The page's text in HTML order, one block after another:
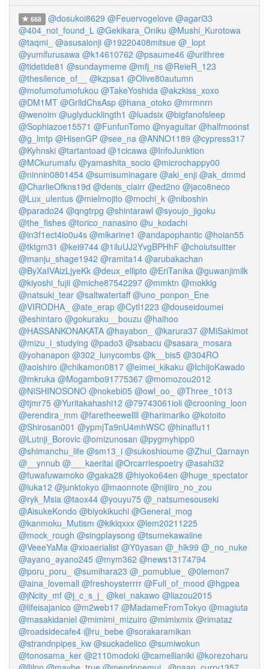
668 @dosukoi8629 @Feuervogelove @agari33
@404_not_found_L @Gekikara_Oniku @Mushi_Kurotowa
@taqmi_ @asusaionji @19220408mitsue @_lopt
@yumifurusawa @k14610762 @psaume46 @urithree
@tidetide81 @sundaymeme @mfj_ns @ReieR_123
@thesilence_of__
@kzpsa1 @Olive80autumn
@mofumofumofukou @TakeYoshida @akzkiss_xoxo
@DM1MT @GrlldChsAsp @hana_otoko @mrmnrn
@wenoim @uglyducklingth1 @luadsix @bigfanofsleep
@Sophiazoe15571 @FunfunTomo @nyaguitar @halfmoonst
@g_lmtp @HisenGP @see_na @ANNO1189 @cypress317
@Kyhnski @tartantoad @1cicawa @InfoJunktion
@MCkurumafu @yamashita_socio @microchappy00
@ninnin0801454 @sumisuminagare @aki_enji @ak_dmmd
@CharlieOfkns19d @denis_clairr @ed2no @jaco8neco
@Lux_ulentus @mielmojito @mochi_k @niboshin
@parado24 @qngtrpg @shintarawl @syoujo_jigoku
@the_fishes @torico_nanasino @u_kodachi
@in3f1ect4io0u4s @mlkarine1 @andapophantic @hoian55
@tktgm31 @kei9744 @1iluUJ2YvgBPHhF @choiutsuitter
@manju_shage1942 @ramita14 @arubakachan
@ByXaIVAizLjyeKk @deux_ellipto @EriTanika @guwanjimilk
@kiyoshi_fujii @miche87542297 @mmktn @mokkig
@natsuki_tear @saltwatertaff @uno_ponpon_Ene
@VIRODHA_ @ate_erap @Cytl1223 @douseidoumei
@eshintaro @gokuraku__bouzu @haihoo
@HASSANKONAKATA @hayabon_ @karura37 @MiSakimot
@mizu_i_studying @pado3 @sabacu @sasara_mosara
@yohanapon @302_lunycombs @k__bis5 @304RO
@aoishiro @chikamon0817 @eimei_kikaku @IchijoKawado
@mkruka @Mogambo91775367 @momozou2012
@NISHINOSONO @nokebi05 @owl_oo_
@Three_1013
@tjmr75 @Yuritakahashi12 @79743061ioli @crooning_loon
@erendira_mm @faretheewellll @harimariko @kotoito
@Shirosan001 @ypmjTa9nU4mhWSC @hinaflu11
@Lutnji_Borovic @omizunosan @pygmyhipp0
@shimanchu_life @sm13_i @sukoshioume @Zhul_Qarnayn
@__ynnub @___kaeritai @Orcarriespoetry @asahi32
@fuwafuwamoko @gaka28 @hiyoko64en @huge_spectator
@iuka12 @junktokyo @maonnote @nijiiro_no_zou
@ryk_Msia @taox44 @youyu75 @_natsumesouseki
@AisukeKondo @biyokikuchi @General_mog
@kanmoku_Mutism @kikiqxxx @lem20211225
@mock_rough @singplaysong @tsumekawaiine
@VeeeYaMa @xioaerialist @Y0yasan @_hlk99 @_no_nuke
@ayano_ayano245 @mym362 @news13174794
@poru_poru_
@sumihara23 @_pomublue_ @0lemon7
@aina_lovemall @freshoysterrrr @Full_of_mood @hgpea
@jNcity_mf @j_c_s_j_ @kei_nakawo @liazou2015
@lifeisajanico @m2web17 @MadameFromTokyo @magiuta
@masakidaniel @mimimi_mizuiro @mimixmix @rimataz
@roadsidecafe4 @ru_bebe @sorakaramikan
@strandnpipes_kw @suckadelico @sumiwokun
@tonosama_ker @2110modoki @camellianiki @korezoharu